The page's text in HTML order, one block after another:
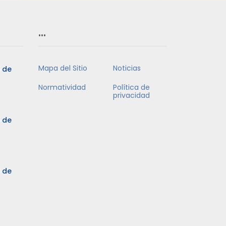
de
de
de
…
Mapa del Sitio
Noticias
Normatividad
Política de
privacidad